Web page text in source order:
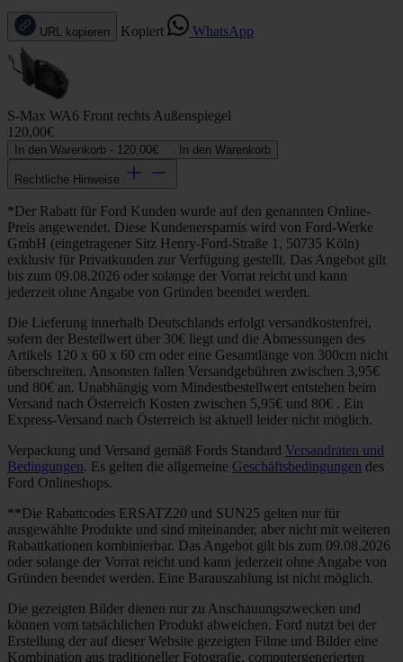
URL kopieren Kopiert WhatsApp
S-Max WA6 Front rechts Außenspiegel
120,00€
In den Warenkorb - 120,00€ In den Warenkorb
Rechtliche Hinweise
*Der Rabatt für Ford Kunden wurde auf den genannten Online-
Preis angewendet. Diese Kundenersparnis wird von Ford-Werke
GmbH (eingetragener Sitz Henry-Ford-Straße 1, 50735 Köln)
exklusiv für Privatkunden zur Verfügung gestellt. Das Angebot gilt
bis zum 09.08.2026 oder solange der Vorrat reicht und kann
jederzeit ohne Angabe von Gründen beendet werden.
Die Lieferung innerhalb Deutschlands erfolgt versandkostenfrei,
sofern der Bestellwert über 30€ liegt und die Abmessungen des
Artikels 120 x 60 x 60 cm oder eine Gesamtlänge von 300cm nicht
überschreiten. Ansonsten fallen Versandgebühren zwischen 3,95€
und 80€ an. Unabhängig vom Mindestbestellwert entstehen beim
Versand nach Österreich Kosten zwischen 5,95€ und 80€ . Ein
Express-Versand nach Österreich ist aktuell leider nicht möglich.
Verpackung und Versand gemäß Fords Standard Versandraten und
Bedingungen. Es gelten die allgemeine Geschäftsbedingungen des
Ford Onlineshops.
**Die Rabattcodes ERSATZ20 und SUN25 gelten nur für
ausgewählte Produkte und sind miteinander, aber nicht mit weiteren
Rabattkationen kombinierbar. Das Angebot gilt bis zum 09.08.2026
oder solange der Vorrat reicht und kann jederzeit ohne Angabe von
Gründen beendet werden. Eine Barauszahlung ist nicht möglich.
Die gezeigten Bilder dienen nur zu Anschauungszwecken und
können vom tatsächlichen Produkt abweichen. Ford nutzt bei der
Erstellung der auf dieser Website gezeigten Filme und Bilder eine
Kombination aus traditioneller Fotografie, computergenerierten